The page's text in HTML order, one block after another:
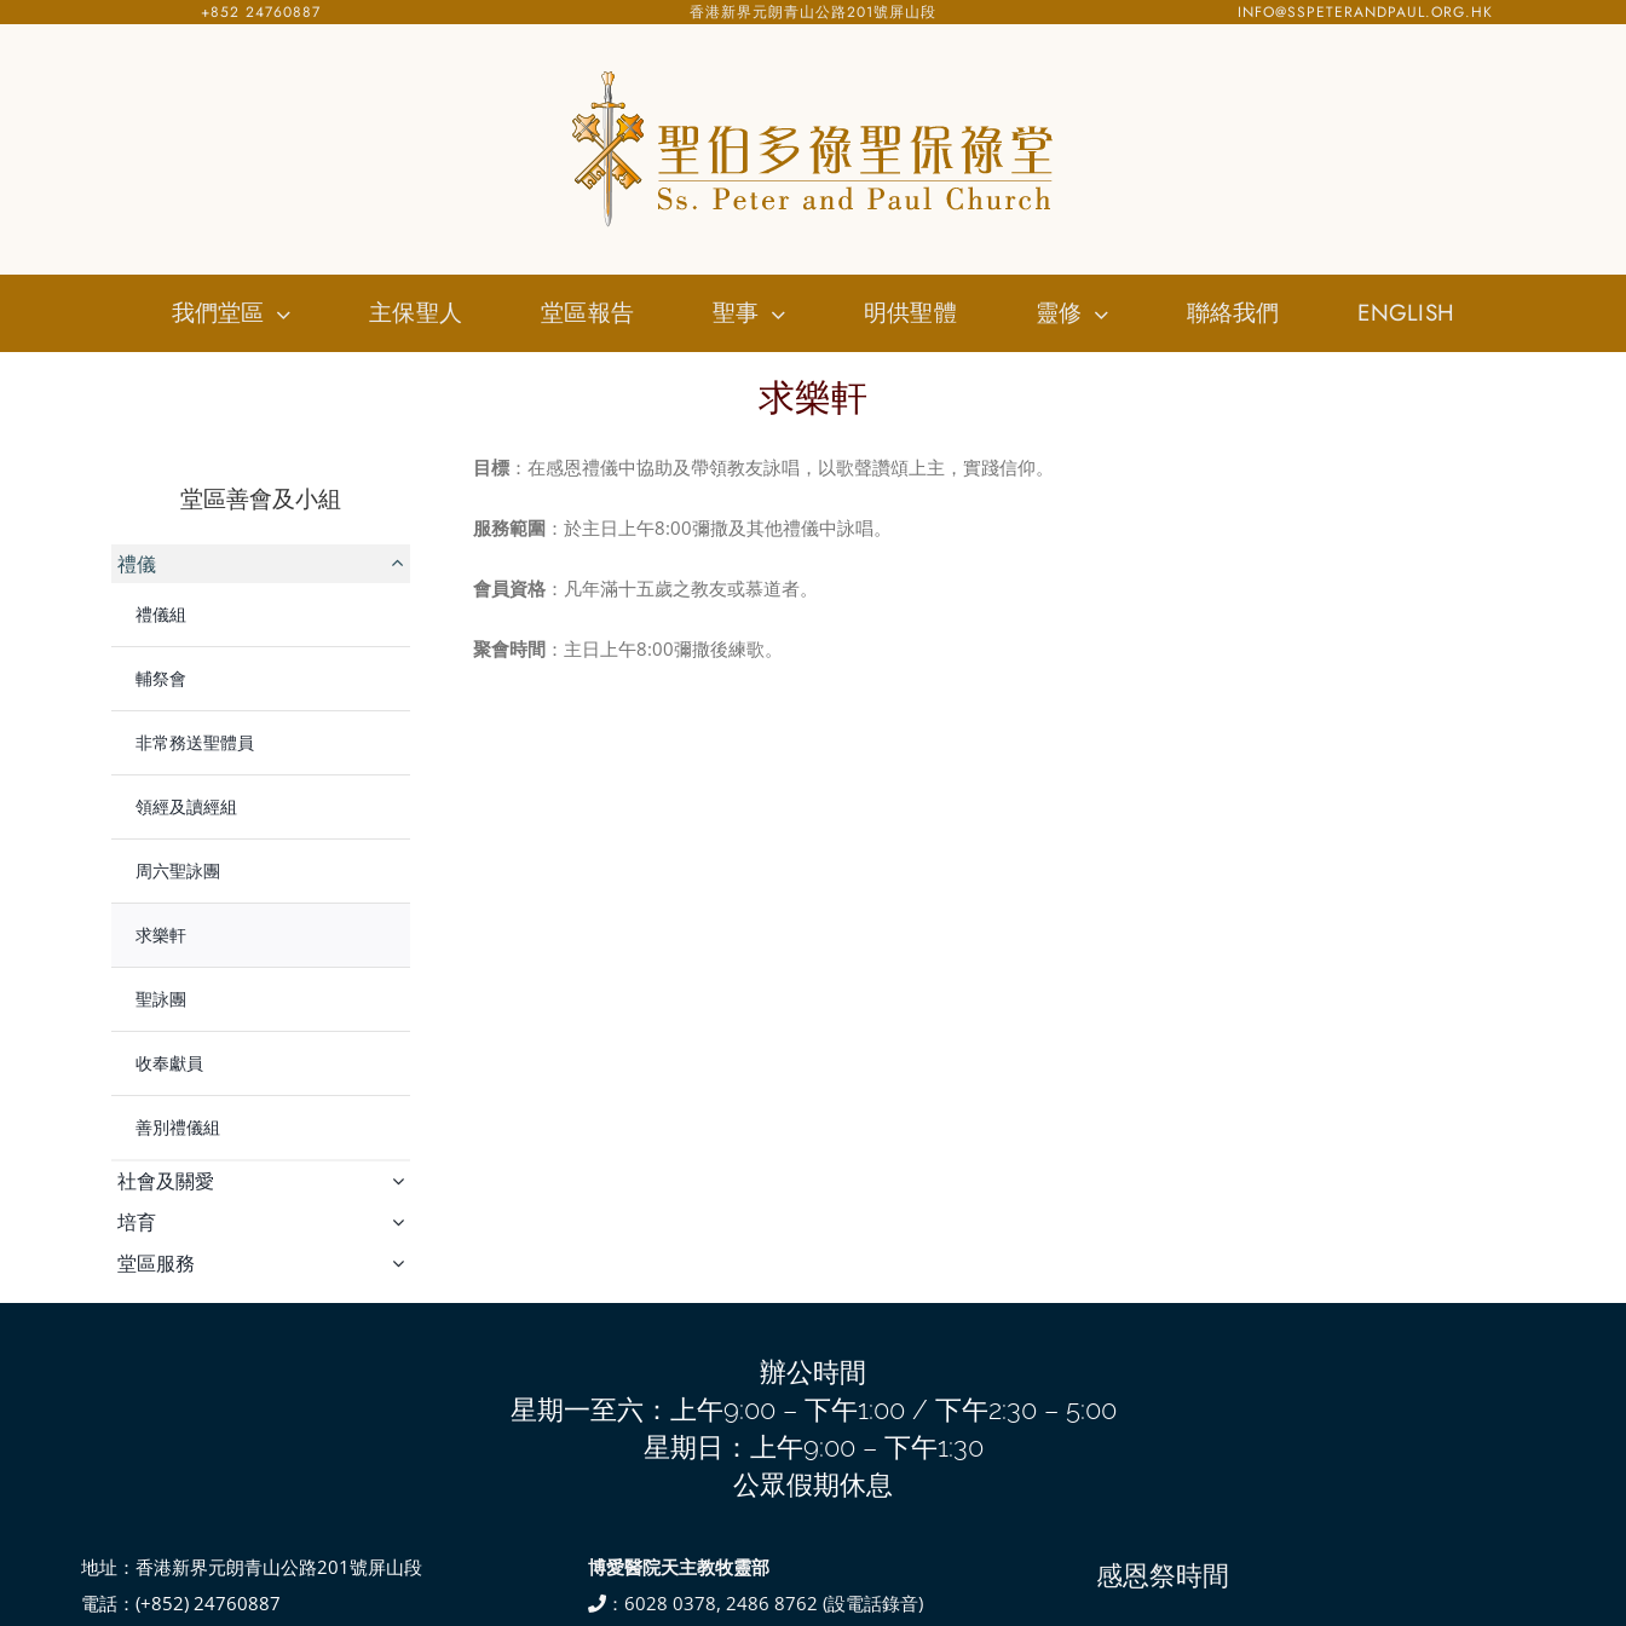
+852 24760887 香港新界元朗青山公路201號屏山段 INFO@SSPETERANDPAUL.ORG.HK
我們堂區 主保聖人 堂區報告 聖事 明供聖體 靈修 聯絡我們 ENGLISH
求樂軒
堂區善會及小組
禮儀
禮儀組
輔祭會
非常務送聖體員
領經及讀經組
周六聖詠團
求樂軒
聖詠團
收奉獻員
善別禮儀組
社會及關愛
培育
堂區服務
目標 ：在感恩禮儀中協助及帶領教友詠唱，以歌聲讚頌上主，實踐信仰。
服務範圍 ：於主日上午8:00彌撒及其他禮儀中詠唱。
會員資格 ：凡年滿十五歲之教友或慕道者。
聚會時間 ：主日上午8:00彌撒後練歌。
辦公時間
星期一至六：上午9:00 – 下午1:00 / 下午2:30 – 5:00
星期日：上午9:00 – 下午1:30
公眾假期休息
地址：香港新界元朗青山公路201號屏山段
電話：(+852) 24760887
博愛醫院天主教牧靈部
：6028 0378, 2486 8762 (設電話錄音)
感恩祭時間